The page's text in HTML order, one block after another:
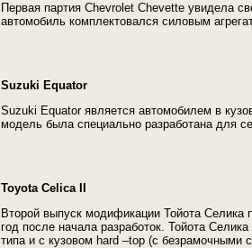
Первая партия Chevrolet Chevette увидела
автомобиль комплектовался силовым
Suzuki Equator
Suzuki Equator является автомобилем в
модель была специально разработана для
Toyota Celica II
Второй выпуск модификации Тойота Селика
год после начала разработок. Тойота
типа и с кузовом hard –top (с безрамочными